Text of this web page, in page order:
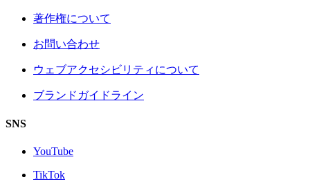
著作権について
お問い合わせ
ウェブアクセシビリティについて
ブランドガイドライン
SNS
YouTube
TikTok